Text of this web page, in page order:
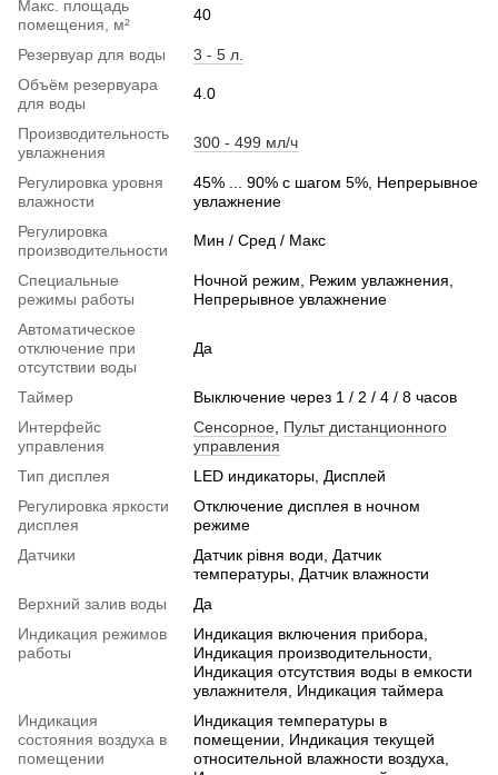
Макс. площадь
помещения, м²
40
Резервуар для воды
3 - 5 л.
Объём резервуара
для воды
4.0
Производительность
увлажнения
300 - 499 мл/ч
Регулировка уровня
влажности
45% ... 90% с шагом 5%, Непрерывное
увлажнение
Регулировка
производительности
Мин / Сред / Макс
Специальные
режимы работы
Ночной режим, Режим увлажнения,
Непрерывное увлажнение
Автоматическое
отключение при
отсутствии воды
Да
Таймер
Выключение через 1 / 2 / 4 / 8 часов
Интерфейс
управления
Сенсорное Пульт дистанционного
управления
Тип дисплея
LED индикаторы, Дисплей
Регулировка яркости
дисплея
Отключение дисплея в ночном
режиме
Датчики
Датчик рівня води, Датчик
температуры, Датчик влажности
Верхний залив воды
Да
Индикация режимов
работы
Индикация включения прибора,
Индикация производительности,
Индикация отсутствия воды в емкости
увлажнителя, Индикация таймера
Индикация
состояния воздуха в
помещении
Индикация температуры в
помещении, Индикация текущей
относительной влажности воздуха,